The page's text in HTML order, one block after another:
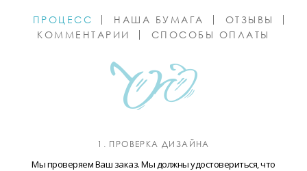
ПРОЦЕСС НАША БУМАГА
ОТЗЫВЫ
КОММЕНТАРИИ
СПОСОБЫ ОПЛАТЫ
1. ПРОВЕРКА ДИЗАЙНА
Мы проверяем Ваш заказ. Мы должны удостовериться, что